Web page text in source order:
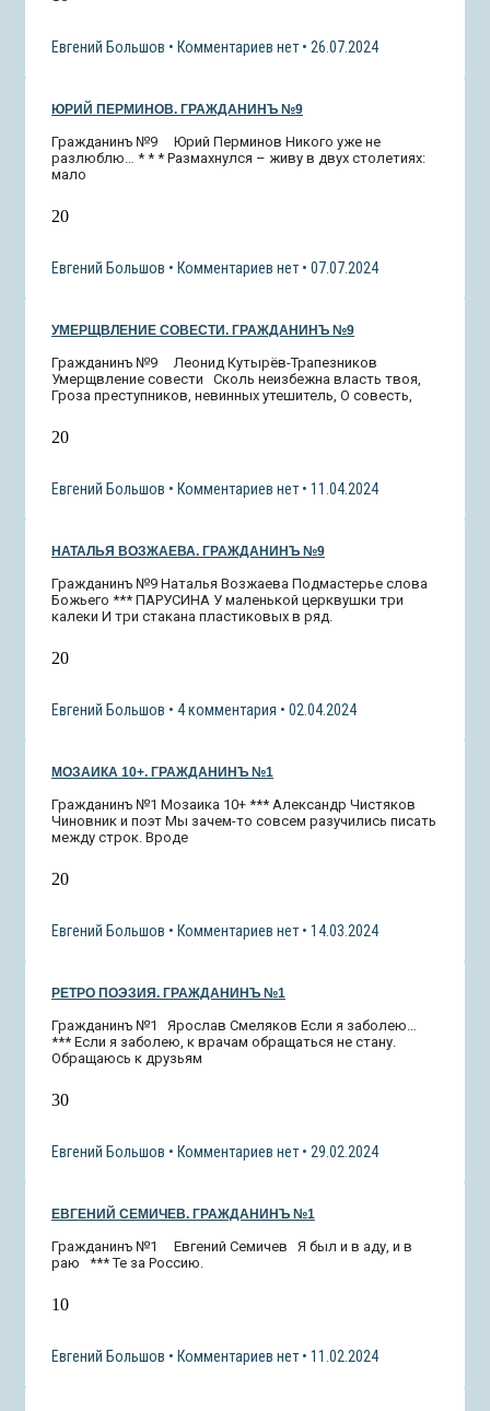
Евгений Большов Комментариев нет 26.07.2024
ЮРИЙ ПЕРМИНОВ. ГРАЖДАНИНЪ №9
Гражданинъ №9 Юрий Перминов Никого уже не
разлюблю… * * * Размахнулся – живу в двух столетиях:
мало
20
Евгений Большов Комментариев нет 07.07.2024
УМЕРЩВЛЕНИЕ СОВЕСТИ. ГРАЖДАНИНЪ №9
Гражданинъ №9 Леонид Кутырёв-Трапезников
Умерщвление совести Сколь неизбежна власть твоя,
Гроза преступников, невинных утешитель, О совесть,
20
Евгений Большов Комментариев нет 11.04.2024
НАТАЛЬЯ ВОЗЖАЕВА. ГРАЖДАНИНЪ №9
Гражданинъ №9 Наталья Возжаева Подмастерье слова
Божьего *** ПАРУСИНА У маленькой церквушки три
калеки И три стакана пластиковых в ряд.
20
Евгений Большов 4 комментария 02.04.2024
МОЗАИКА 10+. ГРАЖДАНИНЪ №1
Гражданинъ №1 Мозаика 10+ *** Александр Чистяков
Чиновник и поэт Мы зачем-то совсем разучились писать
между строк. Вроде
20
Евгений Большов Комментариев нет 14.03.2024
РЕТРО ПОЭЗИЯ. ГРАЖДАНИНЪ №1
Гражданинъ №1 Ярослав Смеляков Если я заболею…
*** Если я заболею, к врачам обращаться не стану.
Обращаюсь к друзьям
30
Евгений Большов Комментариев нет 29.02.2024
ЕВГЕНИЙ СЕМИЧЕВ. ГРАЖДАНИНЪ №1
Гражданинъ №1 Евгений Семичев Я был и в аду, и в
раю *** Те за Россию.
10
Евгений Большов Комментариев нет 11.02.2024